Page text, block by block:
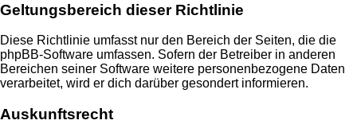
Geltungsbereich dieser Richtlinie
Diese Richtlinie umfasst nur den Bereich der Seiten, die die
phpBB-Software umfassen. Sofern der Betreiber in anderen
Bereichen seiner Software weitere personenbezogene Daten
verarbeitet, wird er dich darüber gesondert informieren.
Auskunftsrecht